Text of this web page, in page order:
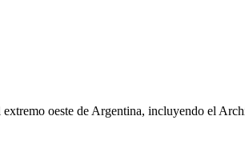
oeste de Argentina, incluyendo el